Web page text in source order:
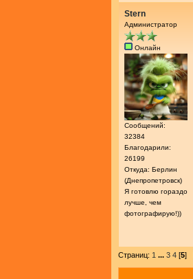
Stern
Администратор
Онлайн
Сообщений:
32384
Благодарили:
26199
Откуда: Берлин
(Днепропетровск)
Я готовлю гораздо
лучше, чем
фотографирую!))
Страниц: 1 ... 3 4 [5]